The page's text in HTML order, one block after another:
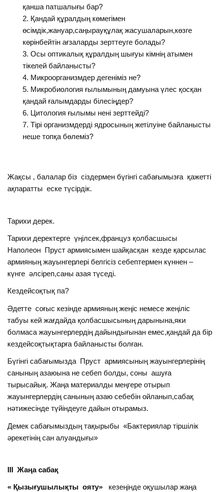
қанша патшалығы бар?
Қандай құралдың көмегімен
өсімдік,жануар,саңырауқұлақ жасушаларын,көзге
көрінбейтін ағзаларды зерттеуге болады?
Осы оптикалық құралдың шығуы кімнің атымен
тікелей байланысты?
Микроорганизмдер дегеніміз не?
Микробиология ғылымының дамуына үлес қосқан
қандай ғалымдарды білесіңдер?
Цитология ғылымы нені зерттейді?
Тірі организмдерді ядросының жетілуіне байланысты
неше топқа бөлеміз?
Жақсы , балалар біз сіздермен бүгінгі сабағымызға қажетті
ақпаратты еске түсірдік.
Тарихи дерек.
Тарихи деректерге үңілсек,француз қолбасшысы
Наполеон Пруст армиясымен шайқасқан кезде қарсылас
армияның жауынгерлері белгісіз себептермен күннен –
күнге әлсіреп,саны азая түседі.
Кездейсоқтық па?
Әдетте соғыс кезінде армияның жеңіс немесе жеңіліс
табуы кей жағдайда қолбасшысының дарынына,яки
болмаса жауынгерлердің дайындығынан емес,қандай да бір
кездейсоқтықтарға байланысты болған.
Бүгінгі сабағымызда Пруст армиясының жауынгерлерінің
санының азаюына не себеп болды, соны ашуға
тырысайық. Жаңа материалды меңгере отырып
жауынгерлердің санының азаю себебін ойланып,сабақ
нәтижесінде түйіндеуге дайын отырамыз.
Демек сабағымыздың тақырыбы «Бактериялар тіршілік
әрекетінің сан алуандығы»
ІІІ Жаңа сабақ
« Қызығушылықты ояту»
кезеңінде оқушылар жаңа